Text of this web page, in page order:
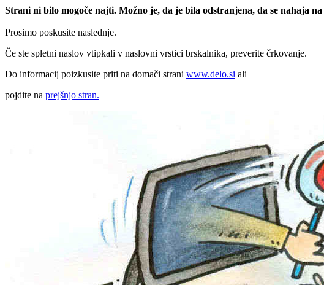
Strani ni bilo mogoče najti. Možno je, da je bila odstranjena, da se nahaja
Prosimo poskusite naslednje.
Če ste spletni naslov vtipkali v naslovni vrstici brskalnika, preverite črkovanje.
Do informacij poizkusite priti na domači strani www.delo.si ali
pojdite na prejšnjo stran.